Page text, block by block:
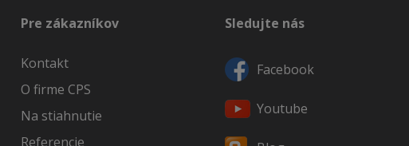
Pre zákazníkov
Kontakt
O firme CPS
Na stiahnutie
Referencie
Sledujte nás
Facebook
Youtube